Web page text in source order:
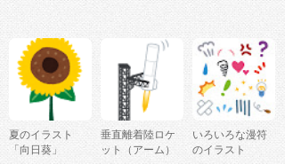
夏のイラスト
「向日葵」
垂直離着陸ロケ
ット（アーム）
いろいろな漫符
のイラスト